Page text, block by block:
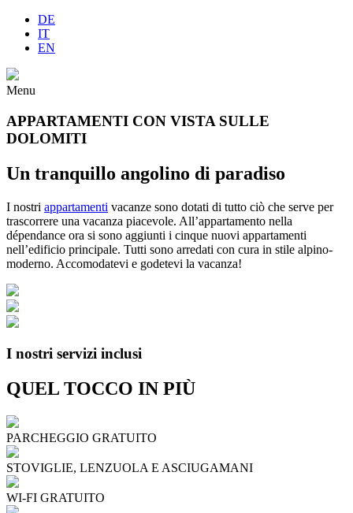
DE
IT
EN
Menu
APPARTAMENTI CON VISTA SULLE
DOLOMITI
Un tranquillo angolino di paradiso
I nostri appartamenti vacanze sono dotati di tutto ciò che serve per
trascorrere una vacanza piacevole. All’appartamento nella
dépendance ora si sono aggiunti i cinque nuovi appartamenti
nell’edificio principale. Tutti sono arredati con cura in stile alpino-
moderno. Accomodatevi e godetevi la vacanza!
I nostri servizi inclusi
QUEL TOCCO IN PIÙ
PARCHEGGIO GRATUITO
STOVIGLIE, LENZUOLA E ASCIUGAMANI
WI-FI GRATUITO